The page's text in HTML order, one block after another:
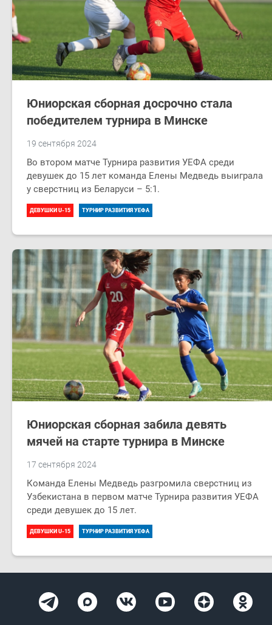
19 сентября 2024
Юниорская сборная досрочно стала
победителем турнира в Минске
Во втором матче Турнира развития УЕФА среди
девушек до 15 лет команда Елены Медведь выиграла
у сверстниц из Беларуси – 5:1.
ДЕВУШКИ U-15 ТУРНИР РАЗВИТИЯ УЕФА
17 сентября 2024
Юниорская сборная забила девять
мячей на старте турнира в Минске
Команда Елены Медведь разгромила сверстниц из
Узбекистана в первом матче Турнира развития УЕФА
среди девушек до 15 лет.
ДЕВУШКИ U-15 ТУРНИР РАЗВИТИЯ УЕФА